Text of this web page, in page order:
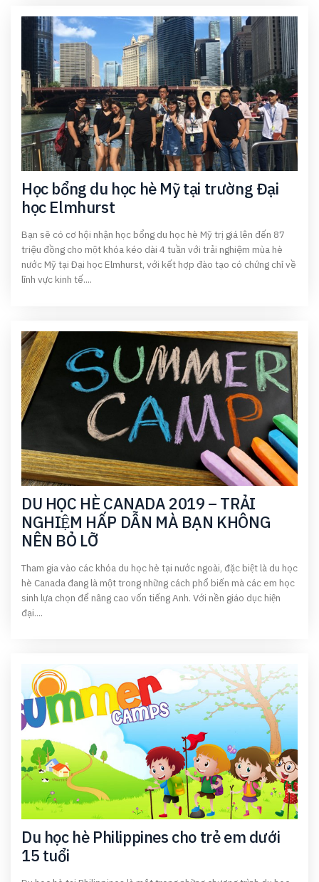
Học bổng du học hè Mỹ tại trường Đại
học Elmhurst
Bạn sẽ có cơ hội nhận học bổng du học hè Mỹ trị giá lên đến 87
triệu đồng cho một khóa kéo dài 4 tuần với trải nghiệm mùa hè
nước Mỹ tại Đại học Elmhurst, với kết hợp đào tạo có chứng chỉ về
lĩnh vực kinh tế....
DU HỌC HÈ CANADA 2019 – TRẢI
NGHIỆM HẤP DẪN MÀ BẠN KHÔNG
NÊN BỎ LỠ
Tham gia vào các khóa du học hè tại nước ngoài, đặc biệt là du học
hè Canada đang là một trong những cách phổ biến mà các em học
sinh lựa chọn để nâng cao vốn tiếng Anh. Với nền giáo dục hiện
đại....
Du học hè Philippines cho trẻ em dưới
15 tuổi